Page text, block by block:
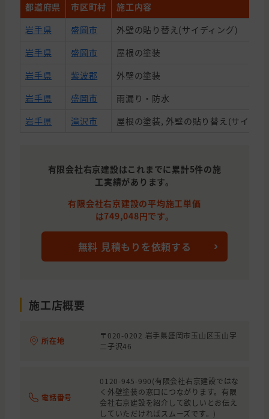
都道府県 市区町村
施工内容
岩手県
盛岡市
外壁の貼り替え(サイディング)
岩手県
盛岡市
屋根の塗装
岩手県
紫波郡
外壁の塗装
岩手県
盛岡市
雨漏り・防水
岩手県
滝沢市 屋根の塗装, 外壁の貼り替え(サイディ
有限会社右京建設はこれまでに累計5件の施
工実績があります。
有限会社右京建設の平均施工単価
は749,048円です。
無料 見積もりを依頼する
施工店概要
所在地
〒020-0202 岩手県盛岡市玉山区玉山字
二子沢46
電話番号
0120-945-990(有限会社右京建設ではな
く外壁塗装の窓口につながります。有限
会社右京建設を紹介して欲しいとお伝え
していただければスムーズです。)